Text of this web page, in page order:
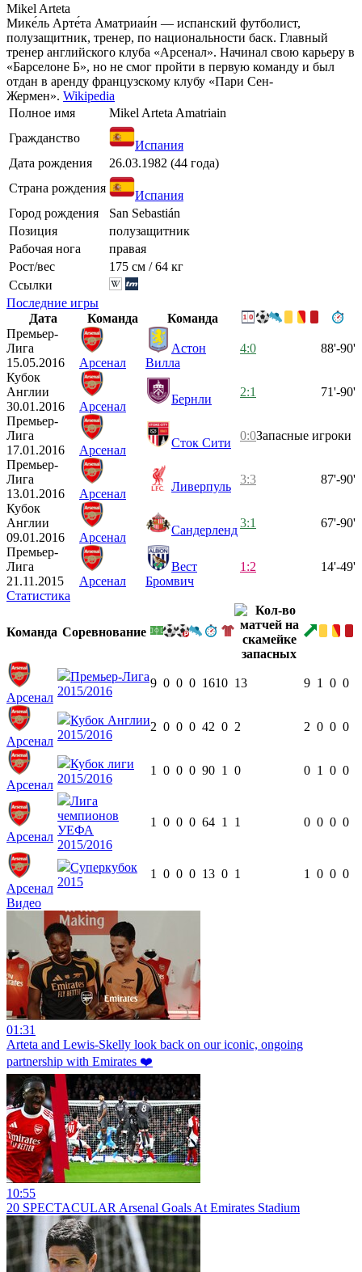
Mikel Arteta
Мике́ль Арте́та Аматриаи́н — испанский футболист,
полузащитник, тренер, по национальности баск. Главный
тренер английского клуба «Арсенал». Начинал свою карьеру в
«Барселоне Б», но не смог пройти в первую команду и был
отдан в аренду французскому клубу «Пари Сен-
Жермен». Wikipedia
Полное имя
Mikel Arteta Amatriain
Гражданство
Испания
Дата рождения
26.03.1982 (44 года)
Страна рождения
Испания
Город рождения
San Sebastián
Позиция
полузащитник
Рабочая нога
правая
Рост/вес
175 см / 64 кг
Ссылки
Последние игры
Дата
Команда
Команда
Премьер-
Лига
15.05.2016
Арсенал
Астон
Вилла
4:0 88'-90'
Кубок
Англии
30.01.2016
Арсенал
Бернли
2:1 71'-90'
Премьер-
Лига
17.01.2016
Арсенал
Сток Сити
0:0Запасные игроки
Премьер-
Лига
13.01.2016
Арсенал
Ливерпуль
3:3 87'-90'
Кубок
Англии
09.01.2016
Арсенал
Сандерленд
3:1 67'-90'
Премьер-
Лига
21.11.2015
Арсенал
Вест
Бромвич
1:2 14'-49'
Статистика
Команда Соревнование
Арсенал
Премьер-Лига
2015/2016
9 0 0 0 1610 13 9 1 0 0
Арсенал
Кубок Англии
2015/2016
2 0 0 0 42 0 2 2 0 0 0
Арсенал
Кубок лиги
2015/2016
1 0 0 0 90 1 0 0 1 0 0
Арсенал
Лига
чемпионов
УЕФА
2015/2016
1 0 0 0 64 1 1 0 0 0 0
Арсенал
Суперкубок
2015
1 0 0 0 13 0 1 1 0 0 0
Видео
01:31
Arteta and Lewis-Skelly look back on our iconic, ongoing
partnership with Emirates ❤️
10:55
20 SPECTACULAR Arsenal Goals At Emirates Stadium